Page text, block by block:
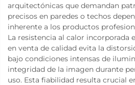
arquitectónicas que demandan
precisos en paredes o techos
inherente a los productos
La resistencia al calor incorporada
en venta de calidad evita la
bajo condiciones intensas de
integridad de la imagen durante
uso. Esta fiabilidad resulta crucial